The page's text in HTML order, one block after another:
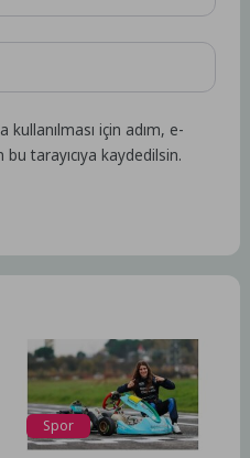
için adım, e-
tarayıcıya kaydedilsin.
Spor